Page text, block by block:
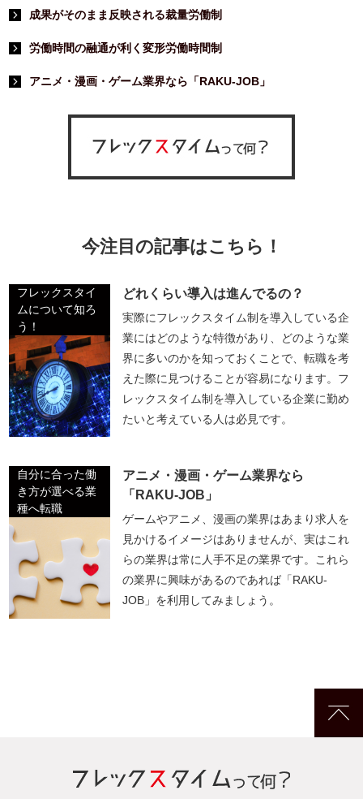
成果がそのまま反映される裁量労働制
労働時間の融通が利く変形労働時間制
アニメ・漫画・ゲーム業界なら「RAKU-JOB」
今注目の記事はこちら！
フレックスタイ
ムについて知ろ
う！
どれくらい導入は進んでるの？
実際にフレックスタイム制を導入している企
業にはどのような特徴があり、どのような業
界に多いのかを知っておくことで、転職を考
えた際に見つけることが容易になります。フ
レックスタイム制を導入している企業に勤め
たいと考えている人は必見です。
自分に合った働
き方が選べる業
種へ転職
アニメ・漫画・ゲーム業界なら
「RAKU-JOB」
ゲームやアニメ、漫画の業界はあまり求人を
見かけるイメージはありませんが、実はこれ
らの業界は常に人手不足の業界です。これら
の業界に興味があるのであれば「RAKU-
JOB」を利用してみましょう。